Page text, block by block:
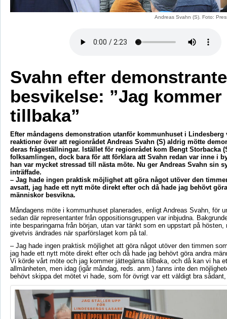
Andreas Svahn (S). Foto:
Svahn efter
besvikelse: ”Jag kommer
tillbaka”
Efter måndagens demonstration utanför kommunhuset i Lindesberg
reaktioner över att regionrådet Andreas Svahn (S) aldrig mötte
deras frågeställningar. Istället för regionrådet kom Bengt Storbacka
folksamlingen, dock bara för att förklara att Svahn redan var inne i
han var mycket stressad till nästa möte. Nu ger Andreas Svahn sin
inträffade.
– Jag hade ingen praktisk möjlighet att göra något utöver den
avsatt, jag hade ett nytt möte direkt efter och då hade jag behövt
människor besvikna.
Måndagens möte i kommunhuset planerades, enligt Andreas Svahn, för
sedan där representanter från oppositionsgruppen var inbjudna.
inte besparingarna från början, utan var tänkt som en uppstart på hösten,
givetvis ändrades när sparförslaget kom på tal.
– Jag hade ingen praktisk möjlighet att göra något utöver den timmen
jag hade ett nytt möte direkt efter och då hade jag behövt göra andra
Vi körde vårt möte och jag kommer jättegärna tillbaka, och då kan vi ha
allmänheten, men idag (igår måndag, reds. anm.) fanns inte den
behövt skippa det mötet vi hade, som för övrigt var ett väldigt bra